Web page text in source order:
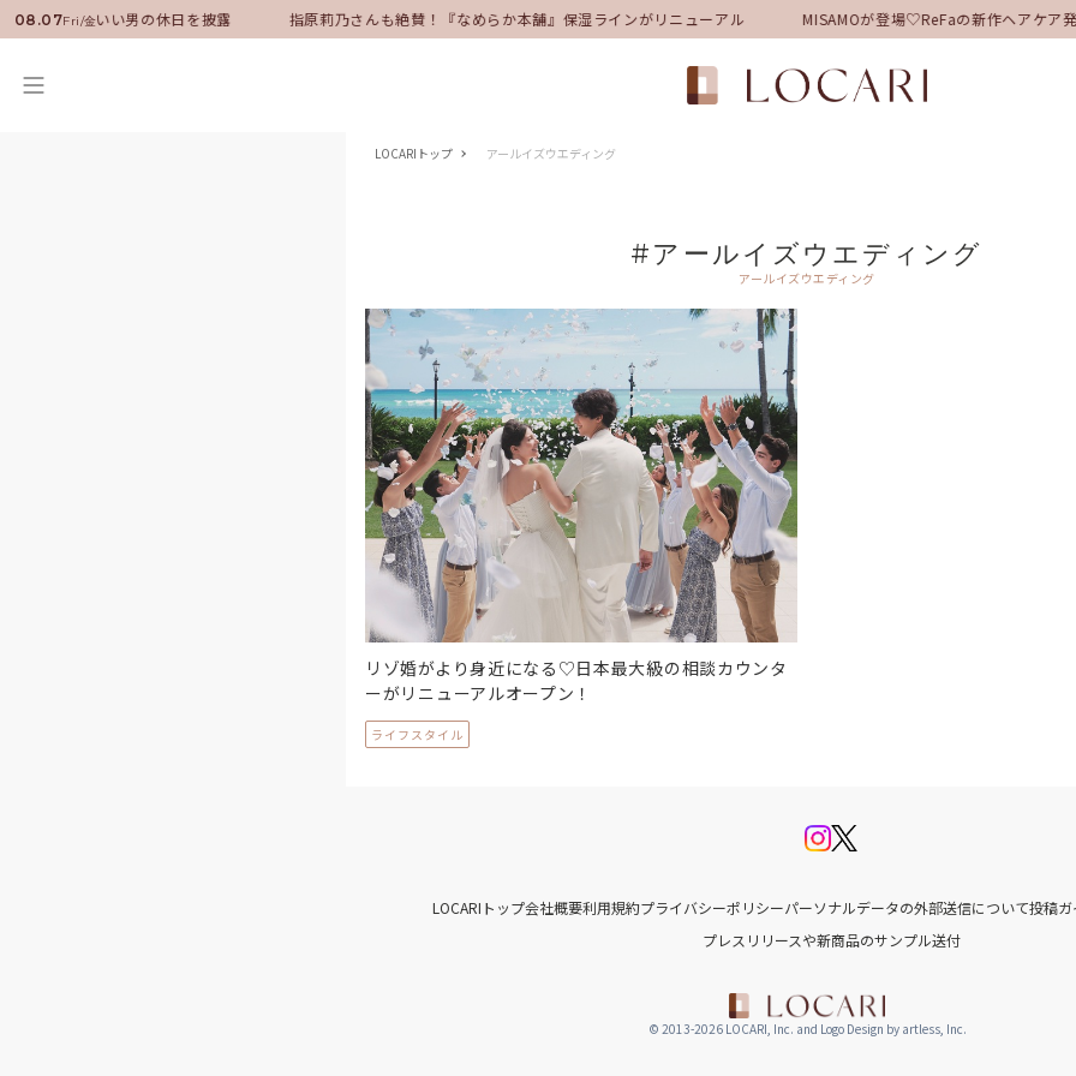
08.07Fri/金
ーに就任！いい男の休日を披露 指原莉乃さんも絶賛！『なめらか本舗』保湿ラインがリニューアル MISAMOが登場♡ReFaの新作ヘアケア
LOCARIトップ アールイズウエディング
#アールイズウエディング
アールイズウエディング
リゾ婚がより身近になる♡日本最大級の相談カウンタ
ーがリニューアルオープン！
ライフスタイル
LOCARIトップ会社概要利用規約プライバシーポリシーパーソナルデータの外部送信について投稿ガ
プレスリリースや新商品のサンプル送付
© 2013-2026 LOCARI, Inc. and Logo Design by artless, Inc.